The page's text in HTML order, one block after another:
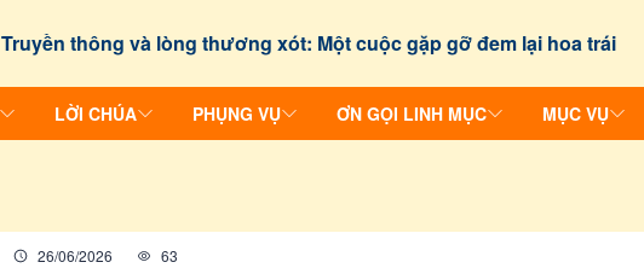
Truyền thông và lòng thương xót: Một cuộc gặp gỡ đem lại hoa trái
LỜI CHÚA PHỤNG VỤ ƠN GỌI LINH MỤC MỤC VỤ
26/06/2026 63